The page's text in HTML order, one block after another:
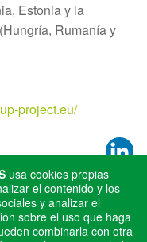
Estonia y la
Rumanía y
project.eu/
SIGUIENTE
usa cookies propias
el contenido y los
y analizar el
sobre el uso que haga
combinarla con otra